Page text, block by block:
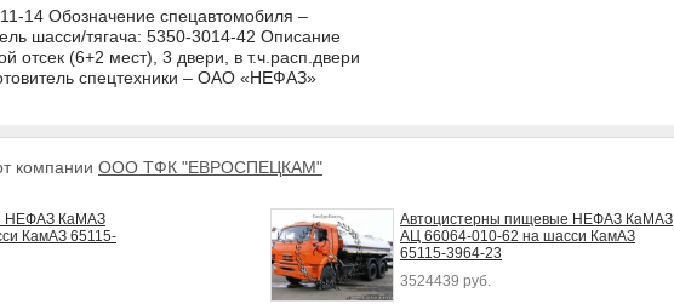
14 Обозначение спецавтомобиля –
шасси/тягача: 5350-3014-42 Описание
отсек (6+2 мест), 3 двери, в т.ч.расп.двери
спецтехники – ОАО «НЕФАЗ»
компании ООО ТФК "ЕВРОСПЕЦКАМ"
НЕФАЗ КаМАЗ
КамАЗ 65115-
Автоцистерны пищевые НЕФАЗ КаМАЗ
АЦ 66064-010-62 на шасси КамАЗ
65115-3964-23
3524439 руб.